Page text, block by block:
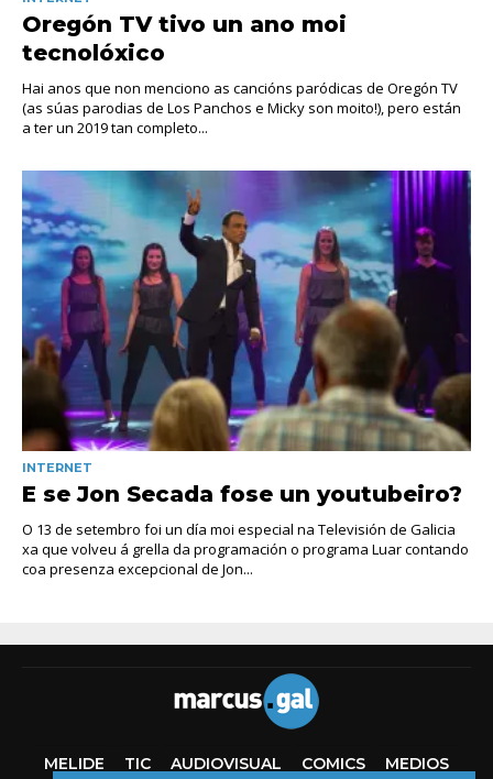
Oregón TV tivo un ano moi
tecnolóxico
Hai anos que non menciono as cancións paródicas de Oregón TV
(as súas parodias de Los Panchos e Micky son moito!), pero están
a ter un 2019 tan completo...
INTERNET
E se Jon Secada fose un youtubeiro?
O 13 de setembro foi un día moi especial na Televisión de Galicia
xa que volveu á grella da programación o programa Luar contando
coa presenza excepcional de Jon...
MELIDE TIC AUDIOVISUAL COMICS MEDIOS